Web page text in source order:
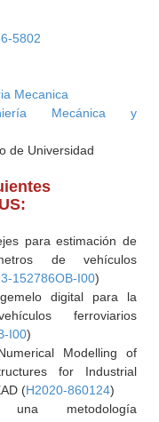
5802
Mecanica
Mecánica y
de Universidad
para estimación de
de vehículos
152786OB-I00)
digital para la
ferroviarios
I00)
Modelling of
for Industrial
(H2020-860124)
metodología